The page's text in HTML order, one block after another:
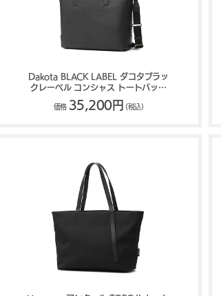
Dakota BLACK LABEL ダコタブラッ
クレーベル コンシャス トートバッグ
1625401
価格 35,200円 (税込)